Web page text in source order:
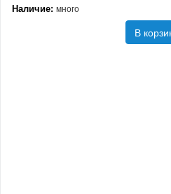
Наличие: много
В